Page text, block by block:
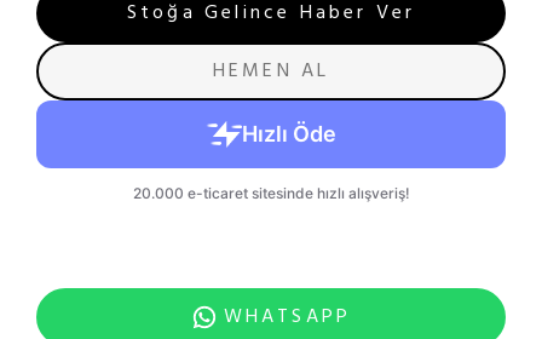
Stoğa Gelince Haber Ver
HEMEN AL
WHATSAPP